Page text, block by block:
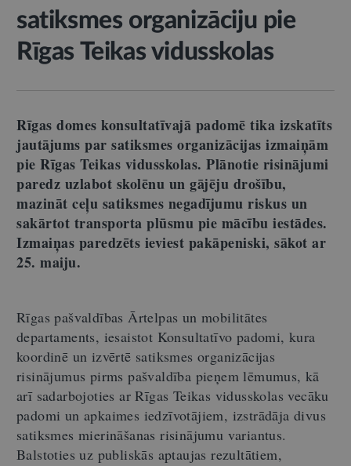
satiksmes organizāciju pie
Rīgas Teikas vidusskolas
Rīgas domes konsultatīvajā padomē tika izskatīts
jautājums par satiksmes organizācijas izmaiņām
pie Rīgas Teikas vidusskolas. Plānotie risinājumi
paredz uzlabot skolēnu un gājēju drošību,
mazināt ceļu satiksmes negadījumu riskus un
sakārtot transporta plūsmu pie mācību iestādes.
Izmaiņas paredzēts ieviest pakāpeniski, sākot ar
25. maiju.
Rīgas pašvaldības Ārtelpas un mobilitātes
departaments, iesaistot Konsultatīvo padomi, kura
koordinē un izvērtē satiksmes organizācijas
risinājumus pirms pašvaldība pieņem lēmumus, kā
arī sadarbojoties ar Rīgas Teikas vidusskolas vecāku
padomi un apkaimes iedzīvotājiem, izstrādāja divus
satiksmes mierināšanas risinājumu variantus.
Balstoties uz publiskās aptaujas rezultātiem,